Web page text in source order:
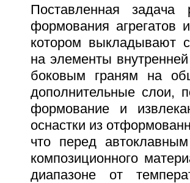
Поставленная
формования агрегатов
котором выкладывают
на элементы
боковым граням на
дополнительные слои,
формование и
оснастки из
что перед
композиционного
диапазоне от